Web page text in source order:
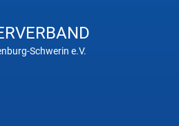
VERBAND
Schwerin e.V.